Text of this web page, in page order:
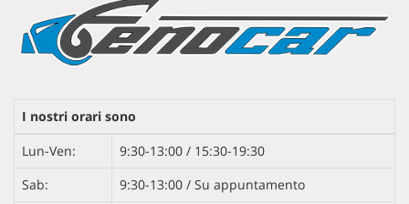
I nostri orari sono
Lun-Ven:
9:30-13:00 / 15:30-19:30
Sab:
9:30-13:00 / Su appuntamento